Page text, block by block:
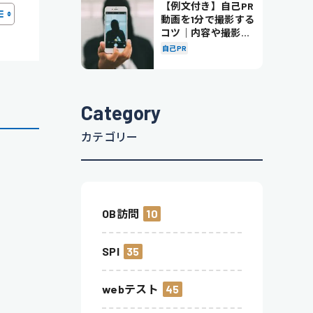
【例文付き】自己PR
動画を1分で撮影する
コツ｜内容や撮影の
ポイントも解説
自己PR
Category
カテゴリー
OB訪問 10
SPI 35
webテスト 45